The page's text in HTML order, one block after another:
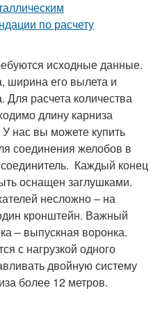
исходные данные.
ширина его вылета и
Для расчета количества
длину карниза
нас вы можете купить
соединения желобов в
Каждый конец
оснащен заглушками.
несложно – на
кронштейн. Важный
– выпускная воронка.
с нагрузкой одного
двойную систему
более 12 метров.